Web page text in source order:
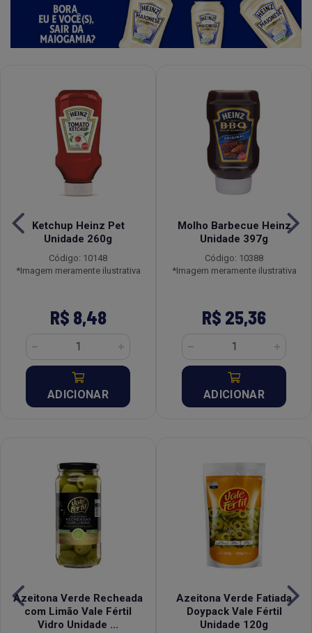
Ketchup Heinz Pet
Unidade 260g
Código: 10148
*Imagem meramente ilustrativa
R$ 8,48
ADICIONAR
Molho Barbecue Heinz
Unidade 397g
Código: 10388
*Imagem meramente ilustrativa
R$ 25,36
ADICIONAR
Azeitona Verde Recheada
com Limão Vale Fértil
Vidro Unidade ...
Azeitona Verde Fatiada
Doypack Vale Fértil
Unidade 120g